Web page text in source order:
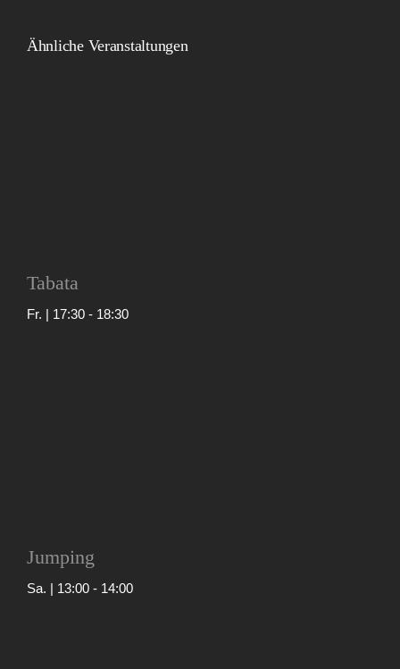
Ähnliche Veranstaltungen
Tabata
Fr. | 17:30 - 18:30
Jumping
Sa. | 13:00 - 14:00